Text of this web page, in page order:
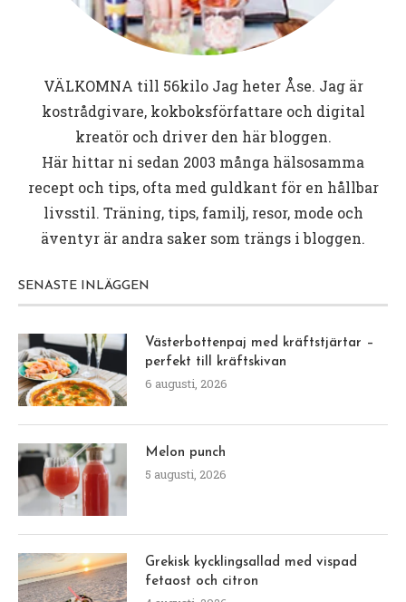
VÄLKOMNA till 56kiloJag heter Åse. Jag är
kostrådgivare, kokboksförfattare och digital
kreatör och driver den här bloggen.
Här hittar ni sedan 2003 många hälsosamma
recept och tips, ofta med guldkant för en hållbar
livsstil. Träning, tips, familj, resor, mode och
äventyr är andra saker som trängs i bloggen.
SENASTE INLÄGGEN
Västerbottenpaj med kräftstjärtar –
perfekt till kräftskivan
6 augusti, 2026
Melon punch
5 augusti, 2026
Grekisk kycklingsallad med vispad
fetaost och citron